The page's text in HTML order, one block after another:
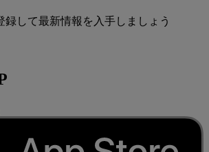
録して最新情報を入手しましょう